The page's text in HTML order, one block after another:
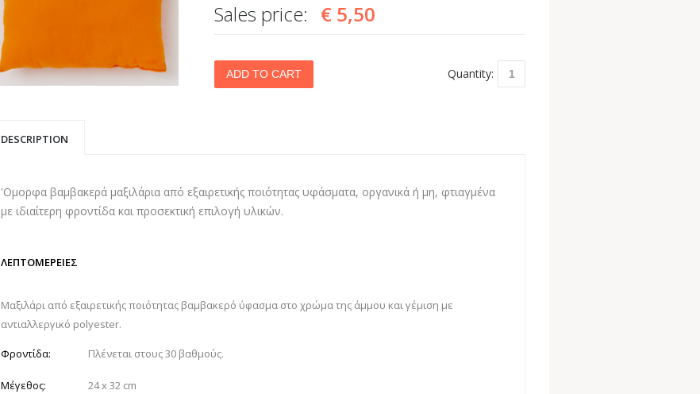
Sales price: € 5,50
Quantity:
DESCRIPTION
'Ομορφα βαμβακερά μαξιλάρια από εξαιρετικής ποιότητας υφάσματα, οργανικά ή μη, φτιαγμένα
με ιδιαίτερη φροντίδα και προσεκτική επιλογή υλικών.
ΛΕΠΤΟΜΕΡΕΙΕΣ
Μαξιλάρι από εξαιρετικής ποιότητας βαμβακερό ύφασμα στο χρώμα τηςάμμου και γέμιση με
αντιαλλεργικό polyester.
Φροντίδα: Πλένεται στους 30 βαθμούς.
Μέγεθος: 24 x 32 cm